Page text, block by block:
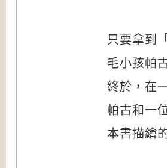
只要拿到
毛小孩帕
終於，在
帕古和一
本書描繪